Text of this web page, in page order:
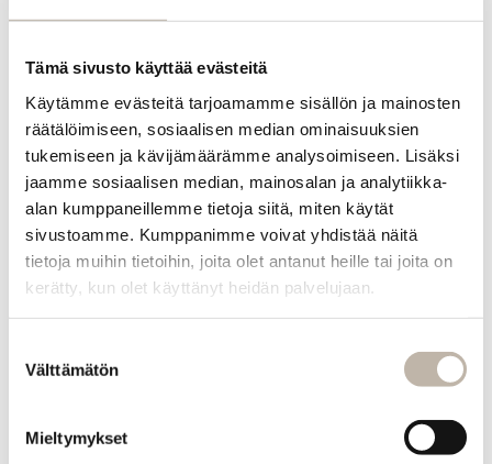
Tämä sivusto käyttää evästeitä
Käytämme evästeitä tarjoamamme sisällön ja mainosten
räätälöimiseen, sosiaalisen median ominaisuuksien
tukemiseen ja kävijämäärämme analysoimiseen. Lisäksi
jaamme sosiaalisen median, mainosalan ja analytiikka-
alan kumppaneillemme tietoja siitä, miten käytät
sivustoamme. Kumppanimme voivat yhdistää näitä
tietoja muihin tietoihin, joita olet antanut heille tai joita on
kerätty, kun olet käyttänyt heidän palvelujaan.
valinta
Välttämätön
Mieltymykset
Yhteystiedot
Toimitus- ja maksutavat
Palautusehdot
Tilauksen peruutus
Tietosuoja- ja rekisteriseloste
Vastuullisuus
Evästeiden hallinta
Usein kysytyt kysymykset
MENU
Uutuudet